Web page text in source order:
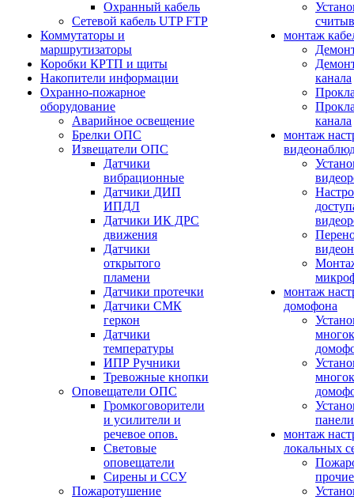
Охранный кабель
Сетевой кабель UTP FTP
Коммутаторы и
маршрутизаторы
Коробки КРТП и щиты
Накопители информации
Охранно-пожарное
оборудование
Аварийное освещение
Брелки ОПС
Извещатели ОПС
Датчики
вибрационные
Датчики ДИП
ИПДЛ
Датчики ИК ДРС
движения
Датчики
открытого
пламени
Датчики протечки
Датчики СМК
геркон
Датчики
температуры
ИПР Ручники
Тревожные кнопки
Оповещатели ОПС
Громкоговорители
и усилители и
речевое опов.
Световые
оповещатели
Сирены и ССУ
Пожаротушение
монтаж
канала
канала
монтаж
монтаж
домофона
панели
монтаж
локальных